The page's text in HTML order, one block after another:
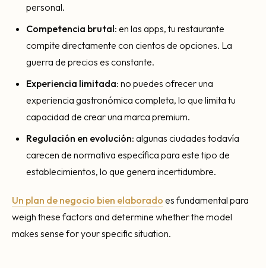
personal.
Competencia brutal: en las apps, tu restaurante
compite directamente con cientos de opciones. La
guerra de precios es constante.
Experiencia limitada: no puedes ofrecer una
experiencia gastronómica completa, lo que limita tu
capacidad de crear una marca premium.
Regulación en evolución: algunas ciudades todavía
carecen de normativa específica para este tipo de
establecimientos, lo que genera incertidumbre.
Un plan de negocio bien elaborado es fundamental para
weigh these factors and determine whether the model
makes sense for your specific situation.